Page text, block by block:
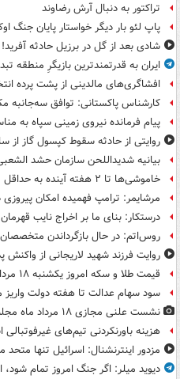
تراکتور به دنبال آرش رضاوند
پاپ لئو بار دیگر خواستار پایان جنگ
شادی بعد از گل در برزیل حادثه آفرید!
ایران به قدرتمندترین بازیگرِ منطقه
افشاگری‌های مالدینی از پشت پرده
کارشناس پاکستانی: توافق
پیام فرمانده نیروی زمینی سپاه به
روایتی از حادثه سقوط کپسول گاز از
بیانیه شدیداللحن سازمان حشد
خاموشی‌ها تا ۲ هفته آینده به حداقل می‌رسد
مرشایمر: ترامپ فهمیده امکان پیروزی
درستکار: بنای ما بر اخراج نایب
روس‌اتم: در حال بازگرداندن
روایت فرزند شهید لاریجانی از
قیمت طلا و سکه امروز یکشنبه ۱۸ مرداد ۱۴۰۵
سود سهام عدالت تا هفته دولت
نشست علنی مجازی ۱۸ مرداد ماه مجلس
هزینه باورنکردنی تیم‌های غیرفوتبالی
مزدور اینترنشنال: اسرائیل تنها متحد
دیوید میلر: اگر جنگ امروز تمام